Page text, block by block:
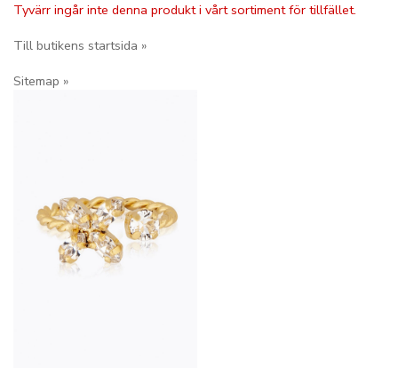
Tyvärr ingår inte denna produkt i vårt sortiment för tillfället.
Till butikens startsida »
Sitemap »